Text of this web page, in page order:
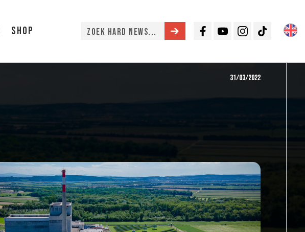
Shop
Facebook
YoutubeInstagramTikTok
31/03/2022